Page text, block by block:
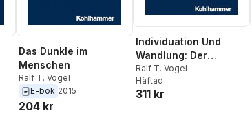
Das Dunkle im
Menschen
Ralf T. Vogel
E-bok 2015
204 kr
Individuation Und
Wandlung: Der
'Werdensprozess Der
Seele' in Der
Analytischen
Ralf T. Vogel
Häftad
311 kr